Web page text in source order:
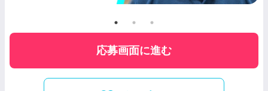
応募画面に進む